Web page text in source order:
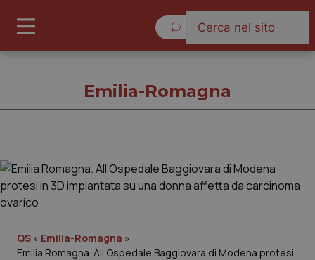
Cronache
Governo e Parlamento
Emilia-Romagna
QS » Emilia-Romagna »
Emilia Romagna. All’Ospedale Baggiovara di Modena protesi